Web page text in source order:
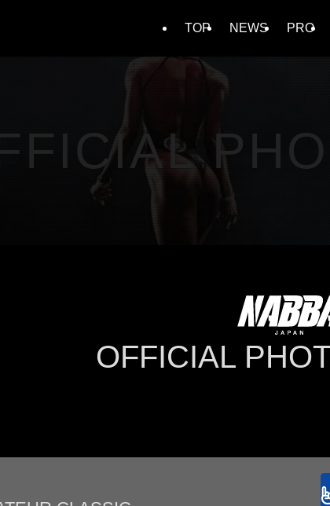
TOP NEWS PRO
OFFICIAL